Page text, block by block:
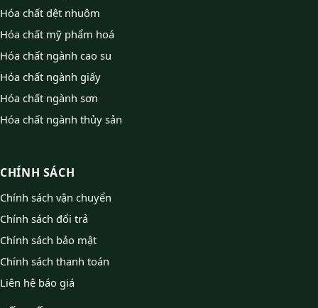
Hóa chất dệt nhuộm
Hóa chất mỹ phẩm hoá
Hóa chất ngành cao su
Hóa chất ngành giấy
Hóa chất ngành sơn
Hóa chất ngành thủy sản
CHÍNH SÁCH
Chính sách vận chuyển
Chính sách đổi trả
Chính sách bảo mật
Chính sách thanh toán
Liên hệ báo giá